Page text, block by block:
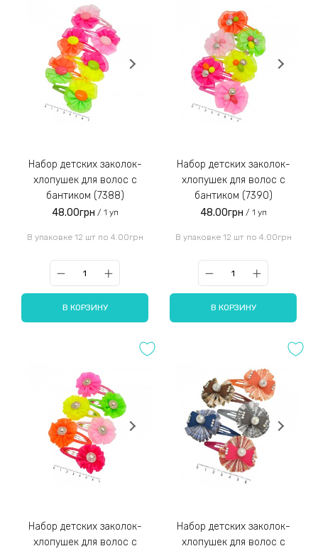
Набор детских заколок-
хлопушек для волос с
бантиком (7388)
48.00грн / 1 уп
В упаковке 12 шт по 4.00грн
В КОРЗИНУ
Набор детских заколок-
хлопушек для волос с
бантиком (7390)
48.00грн / 1 уп
В упаковке 12 шт по 4.00грн
В КОРЗИНУ
Набор детских заколок-
хлопушек для волос с
Набор детских заколок-
хлопушек для волос с